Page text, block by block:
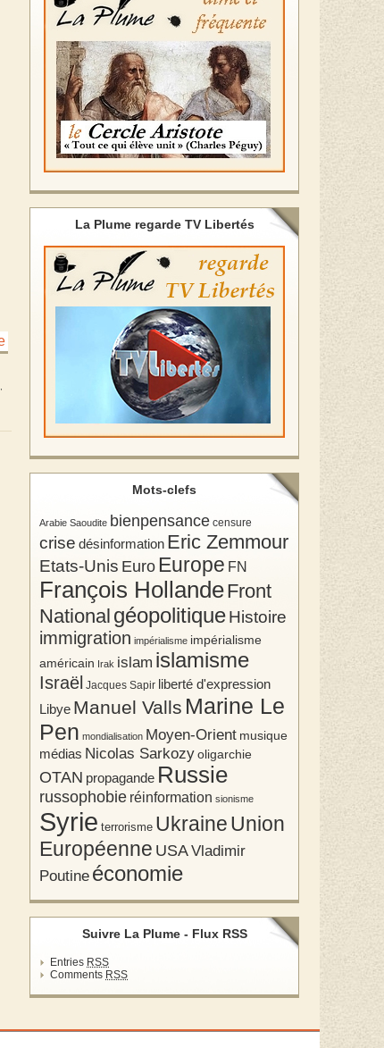
La Plume regarde TV Libertés
Mots-clefs
Arabie Saoudite bienpensance censure
crise désinformation Eric Zemmour
Etats-Unis Euro Europe FN
François HollandeFront
National géopolitiqueHistoire
immigration impérialisme impérialisme
américain Irak islam islamisme
Israël Jacques Sapir liberté d'expression
Libye Manuel Valls Marine Le
Pen mondialisation Moyen-Orient musique
médias Nicolas Sarkozyoligarchie
OTAN propagande Russie
russophobie réinformation sionisme
Syrie terrorisme Ukraine Union
Européenne USAVladimir
Poutine économie
Suivre La Plume - Flux RSS
Entries RSS
Comments RSS